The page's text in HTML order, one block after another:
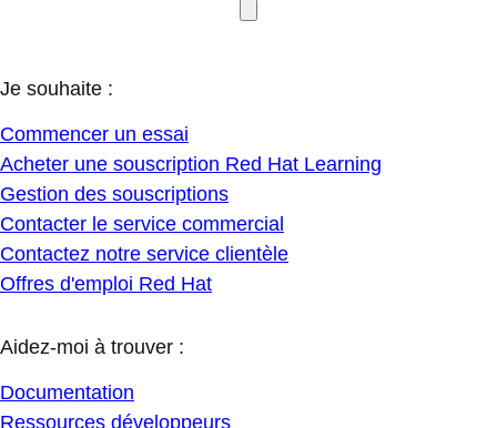
Je souhaite :
Commencer un essai
Acheter une souscription Red Hat Learning
Gestion des souscriptions
Contacter le service commercial
Contactez notre service clientèle
Offres d'emploi Red Hat
Aidez-moi à trouver :
Documentation
Ressources développeurs